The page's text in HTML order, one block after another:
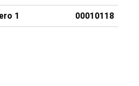
1 00010118